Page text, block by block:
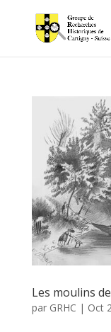
Les moulins
par GRHC | Oct